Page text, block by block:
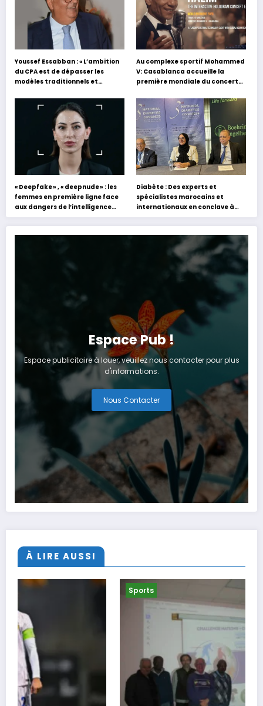
Youssef Essabban : « L’ambition
du CPA est de dépasser les
modèles traditionnels et
s’appuyant sur le partage des
expériences »
Au complexe sportif Mohammed
V: Casablanca accueille la
première mondiale du concert
Hafez
« Deepfake » , « deepnude » : les
femmes en première ligne face
aux dangers de l’intelligence
artificielle
Diabète : Des experts et
spécialistes marocains et
internationaux en conclave à
Tanger
Espace Pub !
Espace publicitaire à louer, veuillez nous contacter pour plus
d'informations.
Nous Contacter
À LIRE AUSSI